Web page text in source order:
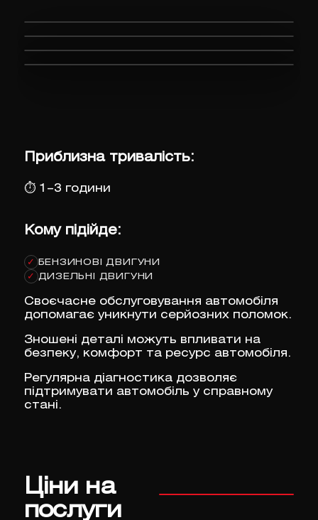
Приблизна тривалість:
⏱ 1–3 години
Кому підійде:
✓ БЕНЗИНОВІ ДВИГУНИ
✓ ДИЗЕЛЬНІ ДВИГУНИ
Своєчасне обслуговування автомобіля
допомагає уникнути серйозних поломок.
Зношені деталі можуть впливати на
безпеку, комфорт та ресурс автомобіля.
Регулярна діагностика дозволяє
підтримувати автомобіль у справному
стані.
Ціни на
послуги